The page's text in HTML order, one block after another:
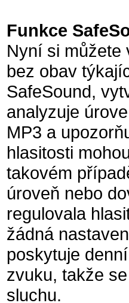
Funkce
Nyní si můžete
bez obav
SafeSound,
analyzuje
MP3 a
hlasitosti
takovém
úroveň nebo
regulovala
žádná
poskytuje
zvuku, takže
sluchu.